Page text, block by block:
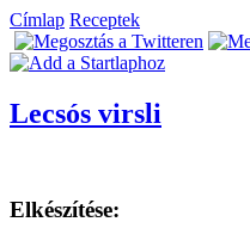
Címlap Receptek
Lecsós virsli
Elkészítése: